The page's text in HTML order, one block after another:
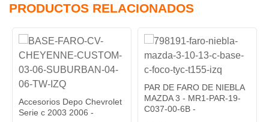
PRODUCTOS RELACIONADOS
Accesorios Depo Chevrolet
Serie c 2003 2006 -
PAR DE FARO DE NIEBLA
MAZDA 3 - MR1-PAR-19-
C037-00-6B -